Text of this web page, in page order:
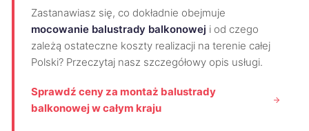
Zastanawiasz się, co dokładnie obejmuje
mocowanie balustrady balkonowej i od czego
zależą ostateczne koszty realizacji na terenie całej
Polski? Przeczytaj nasz szczegółowy opis usługi.
Sprawdź ceny za montaż balustrady
balkonowej w całym kraju